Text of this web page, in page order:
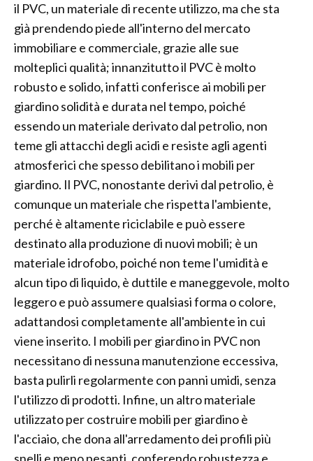
il PVC, un materiale di recente utilizzo, ma che sta
già prendendo piede all'interno del mercato
immobiliare e commerciale, grazie alle sue
molteplici qualità; innanzitutto il PVC è molto
robusto e solido, infatti conferisce ai mobili per
giardino solidità e durata nel tempo, poiché
essendo un materiale derivato dal petrolio, non
teme gli attacchi degli acidi e resiste agli agenti
atmosferici che spesso debilitano i mobili per
giardino. Il PVC, nonostante derivi dal petrolio, è
comunque un materiale che rispetta l'ambiente,
perché è altamente riciclabile e può essere
destinato alla produzione di nuovi mobili; è un
materiale idrofobo, poiché non teme l'umidità e
alcun tipo di liquido, è duttile e maneggevole, molto
leggero e può assumere qualsiasi forma o colore,
adattandosi completamente all'ambiente in cui
viene inserito. I mobili per giardino in PVC non
necessitano di nessuna manutenzione eccessiva,
basta pulirli regolarmente con panni umidi, senza
l'utilizzo di prodotti. Infine, un altro materiale
utilizzato per costruire mobili per giardino è
l'acciaio, che dona all'arredamento dei profili più